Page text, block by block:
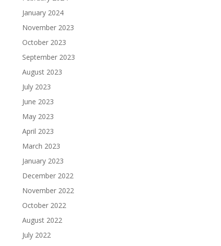
January 2024
November 2023
October 2023
September 2023
August 2023
July 2023
June 2023
May 2023
April 2023
March 2023
January 2023
December 2022
November 2022
October 2022
August 2022
July 2022